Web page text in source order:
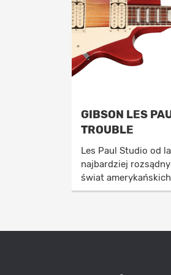
GIBSON LES
TROUBLE
Les Paul Studio od
najbardziej
świat